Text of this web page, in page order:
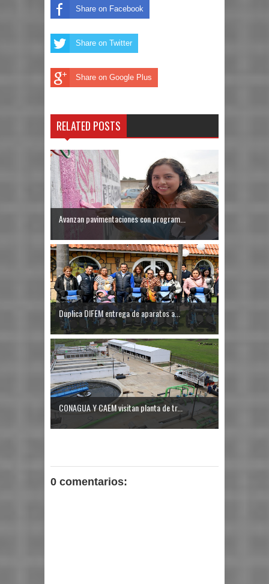
Share on Facebook
Share on Twitter
Share on Google Plus
RELATED POSTS
Avanzan pavimentaciones con program...
Duplica DIFEM entrega de aparatos a...
CONAGUA Y CAEM visitan planta de tr...
0 comentarios: